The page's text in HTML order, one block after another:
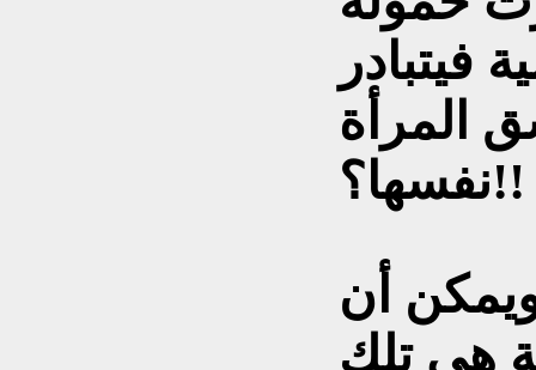
فيتبادر
المرأة
نفسها؟!!
ويمكن أن
هي تلك